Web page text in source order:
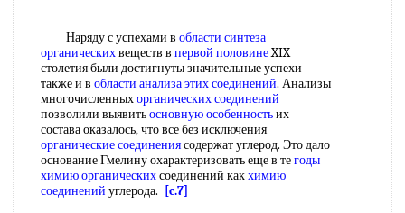
Наряду с успехами в области синтеза
органическихвеществ в первой половинеXIX
столетия были достигнуты значительные успехи
также и в области анализаэтих соединений. Анализы
многочисленныхорганических соединений
позволили выявитьосновную особенностьих
состава оказалось, что все без исключения
органические соединениясодержат углерод. Это дало
основание Гмелину охарактеризовать еще в тегоды
химию органическихсоединений какхимию
соединений углерода.
[c.7]